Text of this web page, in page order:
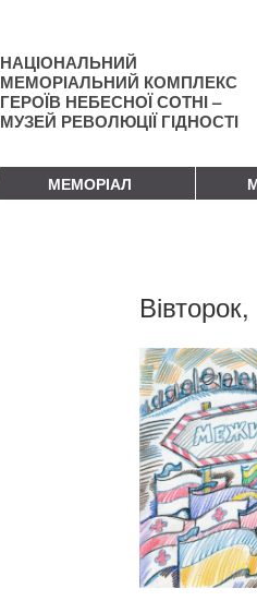
НАЦІОНАЛЬНИЙ
МЕМОРІАЛЬНИЙ КОМПЛЕКС
ГЕРОЇВ НЕБЕСНОЇ СОТНІ –
МУЗЕЙ РЕВОЛЮЦІЇ ГІДНОСТІ
МЕМОРІАЛ